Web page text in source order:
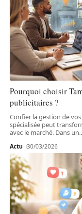
Pourquoi choisir
publicitaires ?
Confier la gestion de
spécialisée peut
avec le marché. Dans un
Actu 30/03/2026